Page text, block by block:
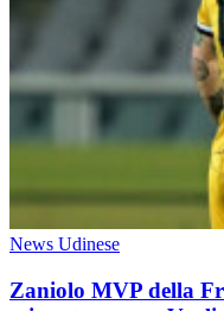
News Udinese
Zaniolo MVP della